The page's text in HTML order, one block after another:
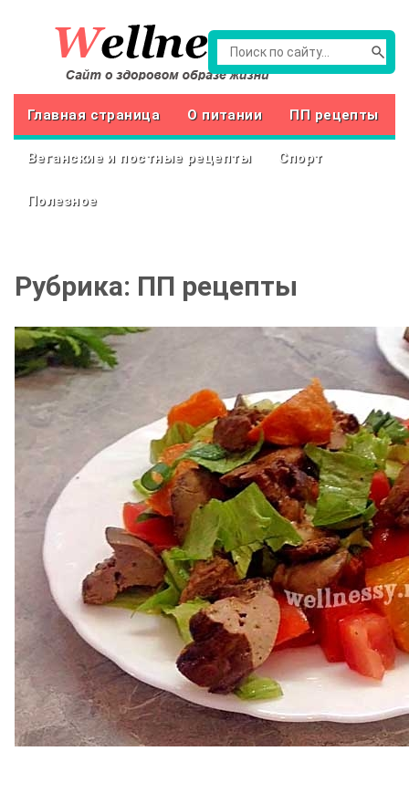
Главная страница О питании ПП рецепты
Веганские и постные рецепты Спорт
Полезное
Рубрика: ПП рецепты